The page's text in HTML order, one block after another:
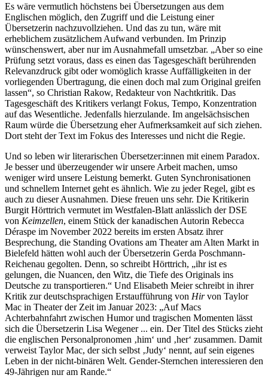
Es wäre vermutlich höchstens bei Übersetzungen aus dem
Englischen möglich, den Zugriff und die Leistung einer
Übersetzerin nachzuvollziehen. Und das zu tun, wäre mit
erheblichem zusätzlichem Aufwand verbunden. Im Prinzip
wünschenswert, aber nur im Ausnahmefall umsetzbar. „Aber so eine
Prüfung setzt voraus, dass es einen das Tagesgeschäft berührenden
Relevanzdruck gibt oder womöglich krasse Auffälligkeiten in der
vorliegenden Übertragung, die einen doch mal zum Original greifen
lassen“, so Christian Rakow, Redakteur von Nachtkritik. Das
Tagesgeschäft des Kritikers verlangt Fokus, Tempo, Konzentration
auf das Wesentliche. Jedenfalls hierzulande. Im angelsächsischen
Raum würde die Übersetzung eher Aufmerksamkeit auf sich ziehen.
Dort steht der Text im Fokus des Interesses und nicht die Regie.
Und so leben wir literarischen Übersetzer:innen mit einem Paradox.
Je besser und überzeugender wir unsere Arbeit machen, umso
weniger wird unsere Leistung bemerkt. Guten Synchronisationen
und schnellem Internet geht es ähnlich. Wie zu jeder Regel, gibt es
auch zu dieser Ausnahmen. Diese freuen uns sehr. Die Kritikerin
Burgit Hörttrich vermutet im Westfalen-Blatt anlässlich der DSE
von Keimzellen, einem Stück der kanadischen Autorin Rebecca
Déraspe im November 2022 bereits im ersten Absatz ihrer
Besprechung, die Standing Ovations am Theater am Alten Markt in
Bielefeld hätten wohl auch der Übersetzerin Gerda Poschmann-
Reichenau gegolten. Denn, so schreibt Hörttrich, „ihr ist es
gelungen, die Nuancen, den Witz, die Tiefe des Originals ins
Deutsche zu transportieren.“ Und Elisabeth Meier schreibt in ihrer
Kritik zur deutschsprachigen Erstaufführung von Hirvon Taylor
Mac in Theater der Zeit im Januar 2023: „Auf Macs
Achterbahnfahrt zwischen Humor und tragischen Momenten lässt
sich die Übersetzerin Lisa Wegener ... ein. Der Titel des Stücks zieht
die englischen Personalpronomen ‚him‘ und ‚her‘ zusammen. Damit
verweist Taylor Mac, der sich selbst ‚Judy‘ nennt, auf sein eigenes
Leben in der nicht-binären Welt. Gender-Sternchen interessieren den
49-Jährigen nur am Rande.“